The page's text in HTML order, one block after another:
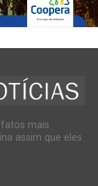
mais
assim que eles